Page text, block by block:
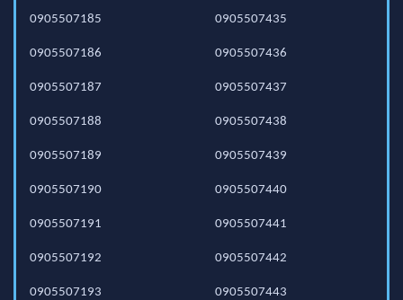
0905507185
0905507186
0905507187
0905507188
0905507189
0905507190
0905507191
0905507192
0905507193
0905507435
0905507436
0905507437
0905507438
0905507439
0905507440
0905507441
0905507442
0905507443